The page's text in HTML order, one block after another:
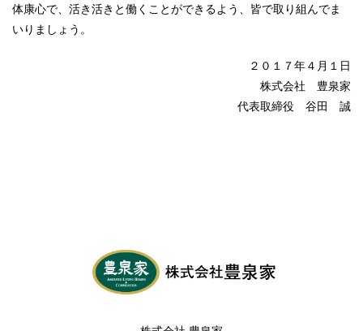
体康心で、活き活きと働くことができるよう、皆で取り組んでま
いりましょう。
２０１７年４月１日
株式会社 豊泉家
代表取締役 谷田 誠